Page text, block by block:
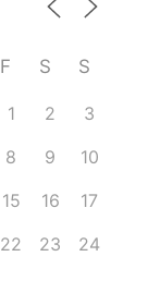
F S S
1 2 3
8 9
10
15 16 17
22 23
24